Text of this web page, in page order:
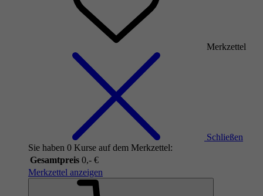
Merkzettel
Schließen
Sie haben 0 Kurse auf dem Merkzettel:
Gesamtpreis 0,- €
Merkzettel anzeigen